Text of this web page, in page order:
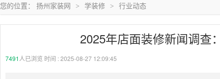
您的位置： 扬州家装网 > 学装修 > 行业动态
2025年店面装修新闻调查
7491人已浏览 时间 :2025-08-27 12:09:45